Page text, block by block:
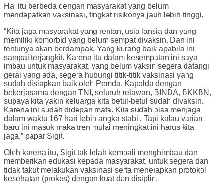
Hal itu berbeda dengan masyarakat yang belum
mendapatkan vaksinasi, tingkat risikonya jauh lebih tinggi.
“Kita jaga masyarakat yang rentan, usia lansia dan yang
memiliki komorbid yang belum sempat divaksin. Dan ini
tentunya akan berdampak. Yang kurang baik apabila ini
sampai terjangkit. Karena itu dalam kesempatan ini saya
imbau untuk masyarakat, yang belum vaksin segera datangi
gerai yang ada, segera hubungi titik-titik vaksinasi yang
sudah disiapkan baik oleh Pemda, Kapolda dengan
bekerjasama dengan TNI, seluruh relawan, BINDA, BKKBN,
supaya kita yakin keluarga kita betul-betul sudah divaksin.
Karena ini sudah didepan mata. Kita sudah bisa menjaga
dalam waktu 167 hari lebih angka stabil. Tapi kalau varian
baru ini masuk maka tren mulai meningkat ini harus kita
jaga,” papar Sigit.
Oleh karena itu, Sigit tak lelah kembali menghimbau dan
memberikan edukasi kepada masyarakat, untuk segera dan
tidak takut melakukan vaksinasi serta menerapkan protokol
kesehatan (prokes) dengan kuat dan disiplin.